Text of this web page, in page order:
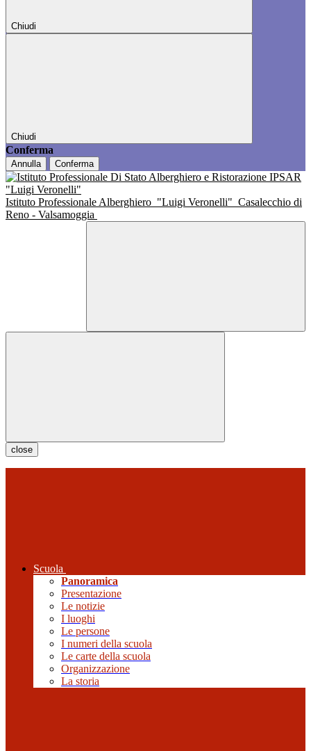
Chiudi
Chiudi
Conferma
Annulla Conferma
Istituto Professionale Alberghiero "Luigi Veronelli" Casalecchio di
Reno - Valsamoggia
close
Scuola
Panoramica
Presentazione
Le notizie
I luoghi
Le persone
I numeri della scuola
Le carte della scuola
Organizzazione
La storia